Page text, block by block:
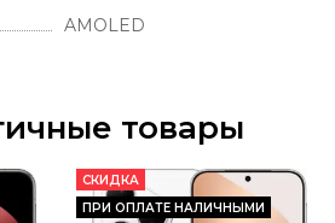
AMOLED
товары
СКИДКА
ПРИ ОПЛАТЕ НАЛИЧНЫМИ